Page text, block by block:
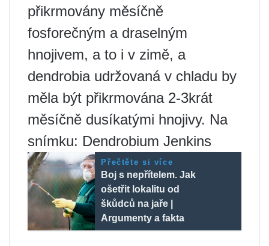
přikrmovány měsíčně
fosforečným a draselným
hnojivem, a to i v zimě, a
dendrobia udržovaná v chladu by
měla být přikrmována 2-3krát
měsíčně dusíkatými hnojivy. Na
snímku: Dendrobium Jenkins
Přečtěte si více
Boj s nepřítelem. Jak
ošetřit lokalitu od
škůdců na jaře |
Argumenty a fakta